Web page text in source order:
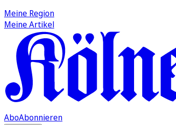
Meine Region
Meine Artikel
AboAbonnieren